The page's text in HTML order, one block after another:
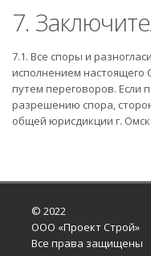
7.
7.1. Все споры и
исполнением настоящего
путем переговоров. Если
разрешению спора,
общей юрисдикции г.
© 2022
ООО «Проект Строй»
Все права защищены